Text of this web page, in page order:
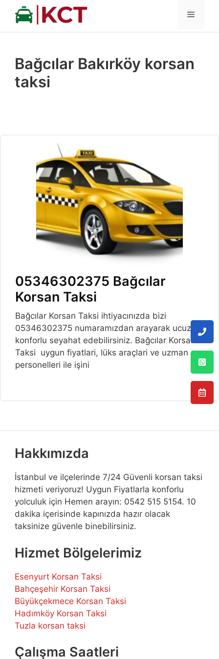
İçeriğe
MENÜ
Bağcılar Bakırköy korsan
taksi
05346302375 Bağcılar
Korsan Taksi
Bağcılar Korsan Taksi ihtiyacınızda bizi
05346302375 numaramızdan arayarak ucuz ve
konforlu seyahat edebilirsiniz. Bağcılar Korsan
Taksi uygun fiyatlari, lüks araçlari ve uzman
personelleri ile işini
Hakkımızda
İstanbul ve ilçelerinde 7/24 Güvenli korsan taksi
hizmeti veriyoruz! Uygun Fiyatlarla konforlu
yolculuk için Hemen arayın: 0542 515 5154. 10
dakika içerisinde kapınızda hazır olacak
taksinize güvenle binebilirsiniz.
Hizmet Bölgelerimiz
Esenyurt Korsan Taksi
Bahçeşehir Korsan Taksi
Büyükçekmece Korsan Taksi
Hadımköy Korsan Taksi
Tuzla korsan taksi
Çalışma Saatleri